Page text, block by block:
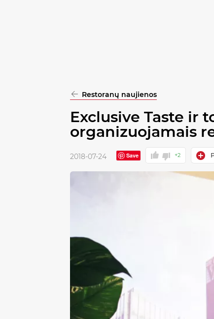
Restoranų naujienos
Exclusive Taste ir
organizuojamais
2018-07-24 Save +2